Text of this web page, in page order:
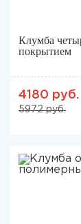
Клумба
покрытием
4180 руб.
5972 руб.